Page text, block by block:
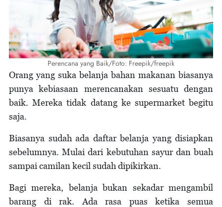
Perencana yang Baik/Foto: Freepik/freepik
Orang yang suka belanja bahan makanan biasanya
punya kebiasaan merencanakan sesuatu dengan
baik. Mereka tidak datang ke supermarket begitu
saja.
Biasanya sudah ada daftar belanja yang disiapkan
sebelumnya. Mulai dari kebutuhan sayur dan buah
sampai camilan kecil sudah dipikirkan.
Bagi mereka, belanja bukan sekadar mengambil
barang di rak. Ada rasa puas ketika semua